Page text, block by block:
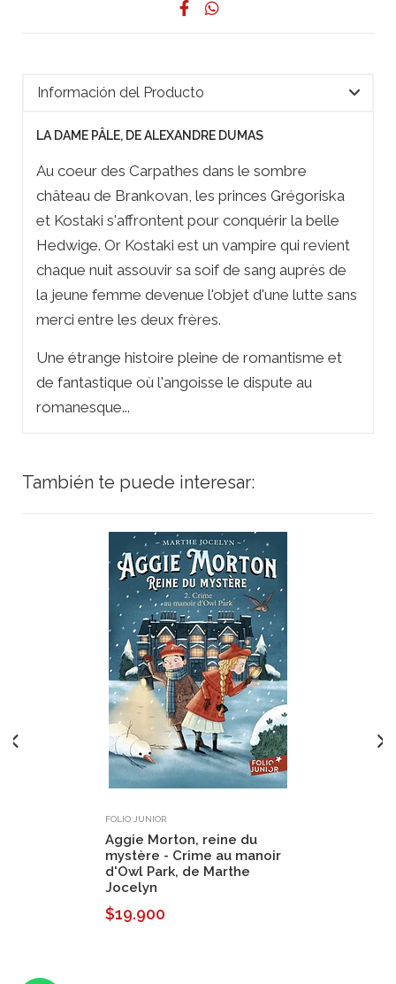
Información del Producto
LA DAME PÂLE, DE ALEXANDRE DUMAS
Au coeur des Carpathes dans le sombre
château de Brankovan, les princes Grégoriska
et Kostaki s'affrontent pour conquérir la belle
Hedwige. Or Kostaki est un vampire qui revient
chaque nuit assouvir sa soif de sang auprès de
la jeune femme devenue l'objet d'une lutte sans
merci entre les deux frères.
Une étrange histoire pleine de romantisme et
de fantastique où l'angoisse le dispute au
romanesque...
También te puede interesar:
FOLIO JUNIOR
Aggie Morton, reine du
mystère - Crime au manoir
d'Owl Park, de Marthe
Jocelyn
$19.900